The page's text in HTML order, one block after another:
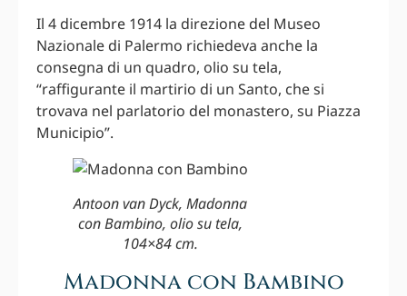
Il 4 dicembre 1914 la direzione del Museo
Nazionale di Palermo richiedeva anche la
consegna di un quadro, olio su tela,
“raffigurante il martirio di un Santo, che si
trovava nel parlatorio del monastero, su Piazza
Municipio”.
Antoon van Dyck, Madonna
con Bambino, olio su tela,
104×84 cm.
Madonna con Bambino